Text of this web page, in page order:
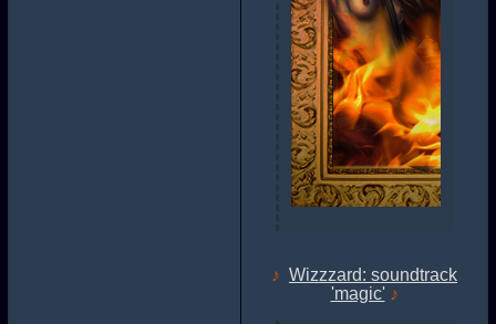
♪ Wizzzard: soundtrack
'magic' ♪